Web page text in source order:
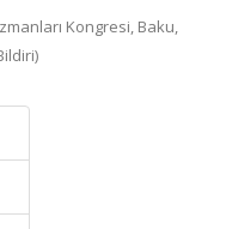
Kongresi, Baku,